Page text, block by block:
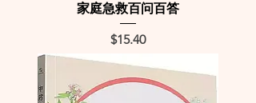
家庭急救百问百答
Price
$15.40